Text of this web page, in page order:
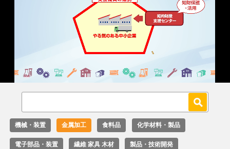
Unmute Loaded :
機械・装置 金属加工 食料品 化学材料・製品
電子部品・装置 繊維 家具 木材 製品・技術開発